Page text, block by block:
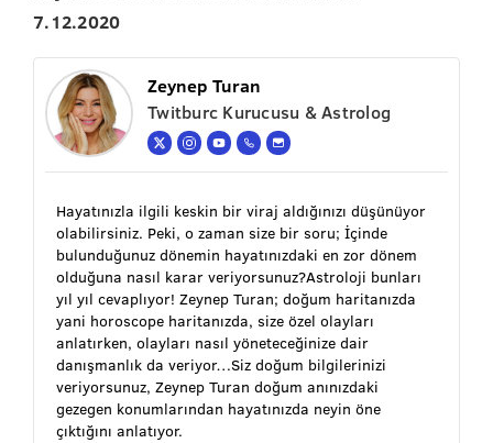
7.12.2020
Zeynep Turan
Twitburc Kurucusu & Astrolog
Hayatınızla ilgili keskin bir viraj aldığınızı düşünüyor
olabilirsiniz. Peki, o zaman size bir soru; İçinde
bulunduğunuz dönemin hayatınızdaki en zor dönem
olduğuna nasıl karar veriyorsunuz?Astroloji bunları
yıl yıl cevaplıyor! Zeynep Turan; doğum haritanızda
yani horoscope haritanızda, size özel olayları
anlatırken, olayları nasıl yöneteceğinize dair
danışmanlık da veriyor…Siz doğum bilgilerinizi
veriyorsunuz, Zeynep Turan doğum anınızdaki
gezegen konumlarından hayatınızda neyin öne
çıktığını anlatıyor.